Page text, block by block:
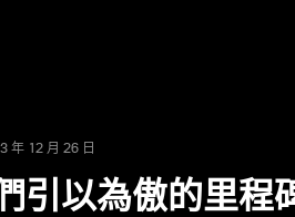
年 12 月 26 日
引以為傲的里程